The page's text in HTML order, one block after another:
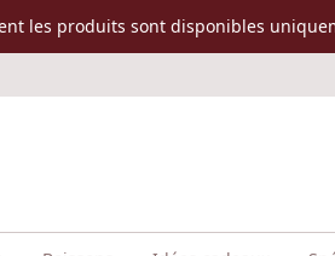
les produits sont disponibles